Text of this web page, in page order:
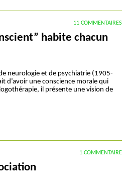
11 COMMENTAIRES
habite chacun
neurologie et de psychiatrie (1905-
d’avoir une conscience morale qui
il présente une vision de
1 COMMENTAIRE